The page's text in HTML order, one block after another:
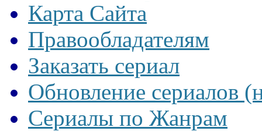
Карта Сайта
Правообладателям
Заказать сериал
Обновление сериалов
Сериалы по Жанрам